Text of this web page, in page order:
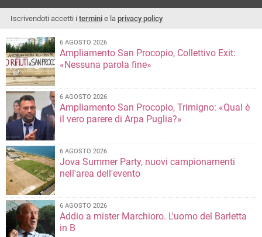
Iscrivendoti accetti i termini e la privacy policy
6 AGOSTO 2026
Ampliamento San Procopio, Collettivo Exit:
«Nessuna parola fine»
6 AGOSTO 2026
Ampliamento San Procopio, Trimigno: «Qual è
il vero parere di Arpa Puglia?»
6 AGOSTO 2026
Jova Summer Party, nuovi campionamenti
nell'area dell'evento
6 AGOSTO 2026
Addio a mister Marchioro. L'uomo del Barletta
in B